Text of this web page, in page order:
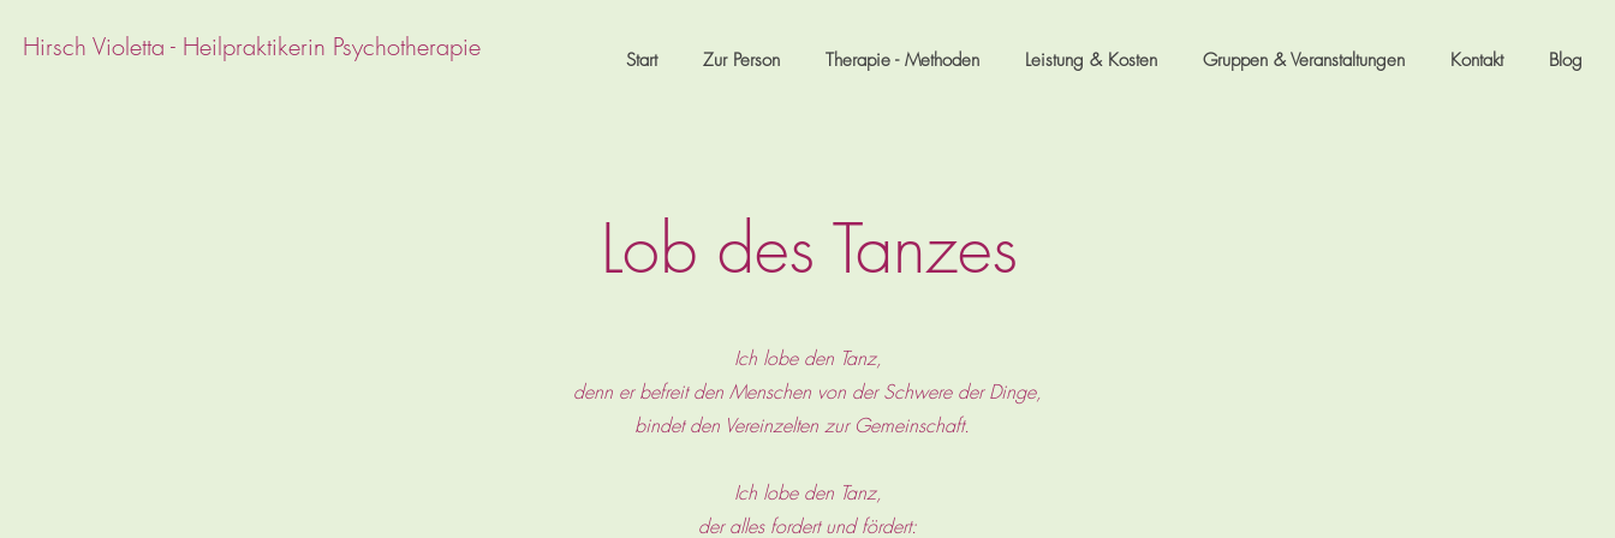
Hirsch Violetta - Heilpraktikerin Psychotherapie Start Zur Person Therapie - Methoden Leistung & Kosten Gruppen & Veranstaltungen Kontakt Blog
Lob des Tanzes
Ich lobe den Tanz,
denn er befreit den Menschen von der Schwere der Dinge,
bindet den Vereinzelten zur Gemeinschaft.
Ich lobe den Tanz,
der alles fordert und fördert: